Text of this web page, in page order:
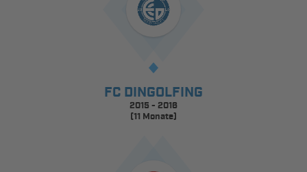
FC DINGOLFING
2015 - 2016
(11 Monate)